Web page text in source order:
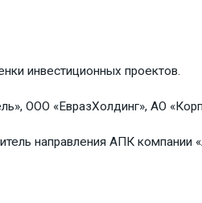
инвестиционных проектов.
ООО «ЕвразХолдинг», АО
направления АПК компании